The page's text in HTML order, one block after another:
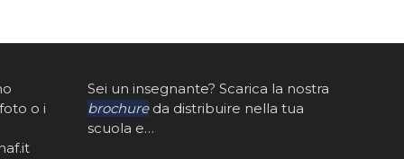
o i
Sei un insegnante? Scarica la nostra
brochureda distribuire nella tua
scuola e…